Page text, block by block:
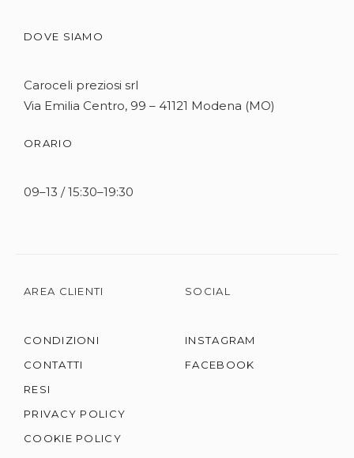
DOVE SIAMO
Caroceli preziosi srl
Via Emilia Centro, 99 – 41121 Modena (MO)
ORARIO
09–13 / 15:30–19:30
AREA CLIENTI
CONDIZIONI
CONTATTI
RESI
PRIVACY POLICY
COOKIE POLICY
SOCIAL
INSTAGRAM
FACEBOOK